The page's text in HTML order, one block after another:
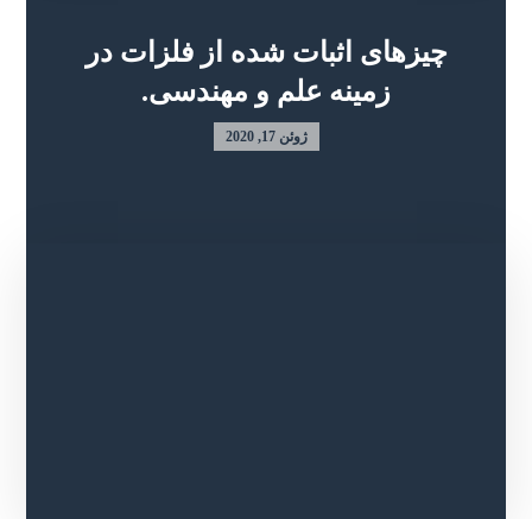
چیزهای اثبات شده از فلزات در
زمینه علم و مهندسی.
ژوئن 17, 2020